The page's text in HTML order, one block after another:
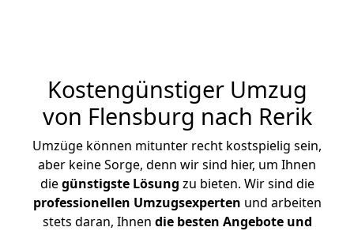
Kostengünstiger Umzug
von Flensburg nach Rerik
Umzüge können mitunter recht kostspielig sein,
aber keine Sorge, denn wir sind hier, um Ihnen
diegünstigste Lösung zu bieten. Wir sind die
professionellen Umzugsexperten und arbeiten
stets daran, Ihnen die besten Angebote und